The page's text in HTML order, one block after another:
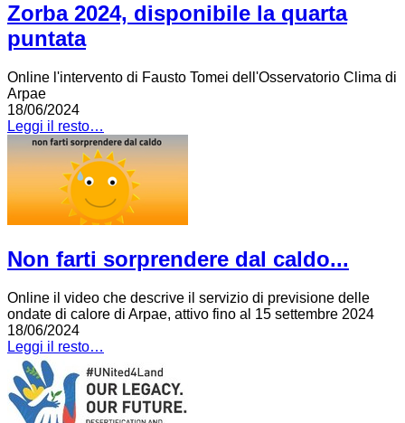
Zorba 2024, disponibile la quarta
puntata
Online l'intervento di Fausto Tomei dell'Osservatorio Clima di
Arpae
18/06/2024
Leggi il resto…
Non farti sorprendere dal caldo...
Online il video che descrive il servizio di previsione delle
ondate di calore di Arpae, attivo fino al 15 settembre 2024
18/06/2024
Leggi il resto…